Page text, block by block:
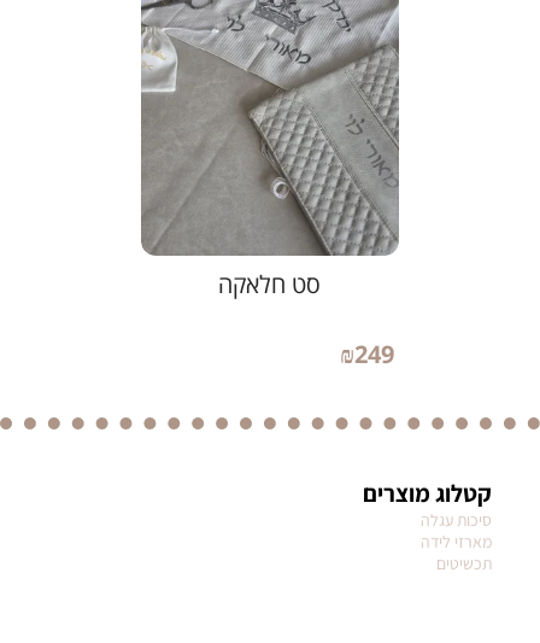
סט חלאקה
₪249
קטלוג מוצרים
סיכות עגלה
מארזי לידה
תכשיטים